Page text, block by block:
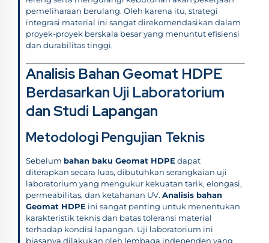
pemeliharaan berulang. Oleh karena itu, strategi
integrasi material ini sangat direkomendasikan dalam
proyek-proyek berskala besar yang menuntut efisiensi
dan durabilitas tinggi.
Analisis Bahan Geomat HDPE
Berdasarkan Uji Laboratorium
dan Studi Lapangan
Metodologi Pengujian Teknis
Sebelum bahan baku Geomat HDPE dapat
diterapkan secara luas, dibutuhkan serangkaian uji
laboratorium yang mengukur kekuatan tarik, elongasi,
permeabilitas, dan ketahanan UV. Analisis bahan
Geomat HDPE ini sangat penting untuk menentukan
karakteristik teknis dan batas toleransi material
terhadap kondisi lapangan. Uji laboratorium ini
biasanya dilakukan oleh lembaga independen yang